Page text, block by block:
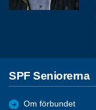
SPF Seniorerna
Om förbundet